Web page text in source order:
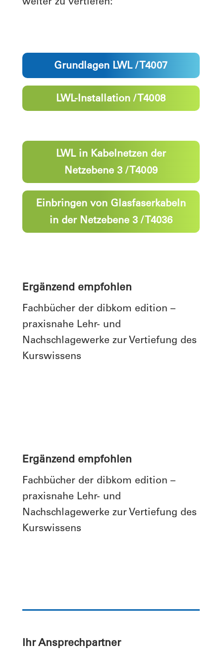
weiter zu vertiefen:
Grundlagen LWL / T4007
LWL-Installation / T4008
LWL in Kabelnetzen der
Netzebene 3 / T4009
Einbringen von Glasfaserkabeln
in der Netzebene 3 / T4036
Ergänzend empfohlen
Fachbücher der dibkom edition –
praxisnahe Lehr- und
Nachschlagewerke zur Vertiefung des
Kurswissens
Ergänzend empfohlen
Fachbücher der dibkom edition –
praxisnahe Lehr- und
Nachschlagewerke zur Vertiefung des
Kurswissens
Ihr Ansprechpartner